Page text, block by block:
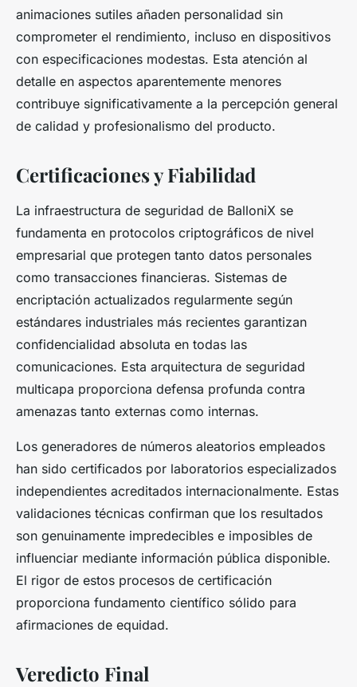
animaciones sutiles añaden personalidad sin
comprometer el rendimiento, incluso en dispositivos
con especificaciones modestas. Esta atención al
detalle en aspectos aparentemente menores
contribuye significativamente a la percepción general
de calidad y profesionalismo del producto.
Certificaciones y Fiabilidad
La infraestructura de seguridad de BalloniX se
fundamenta en protocolos criptográficos de nivel
empresarial que protegen tanto datos personales
como transacciones financieras. Sistemas de
encriptación actualizados regularmente según
estándares industriales más recientes garantizan
confidencialidad absoluta en todas las
comunicaciones. Esta arquitectura de seguridad
multicapa proporciona defensa profunda contra
amenazas tanto externas como internas.
Los generadores de números aleatorios empleados
han sido certificados por laboratorios especializados
independientes acreditados internacionalmente. Estas
validaciones técnicas confirman que los resultados
son genuinamente impredecibles e imposibles de
influenciar mediante información pública disponible.
El rigor de estos procesos de certificación
proporciona fundamento científico sólido para
afirmaciones de equidad.
Veredicto Final